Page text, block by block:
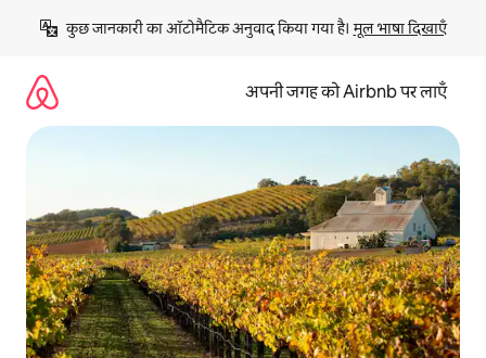
छोड़कर
कॉन्टेंट
कुछ जानकारी का ऑटोमैटिक अनुवाद किया गया है। मूल भाषा दिखाएँ
अपनी जगह को Airbnb पर लाएँ